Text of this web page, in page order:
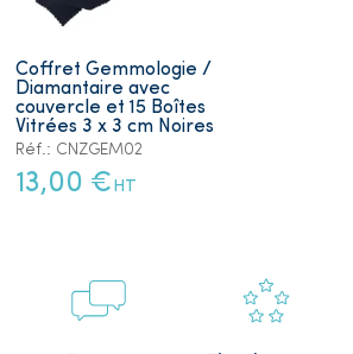
Coffret Gemmologie /
Diamantaire avec
couvercle et 15 Boîtes
Vitrées 3 x 3 cm Noires
Réf.: CNZGEM02
13,00 € HT